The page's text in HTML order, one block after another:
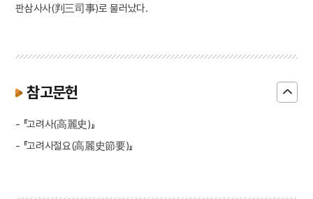
판삼사사(判三司事)로 물러났다.
참고문헌
- 『고려사(高麗史)』
- 『고려사절요(高麗史節要)』